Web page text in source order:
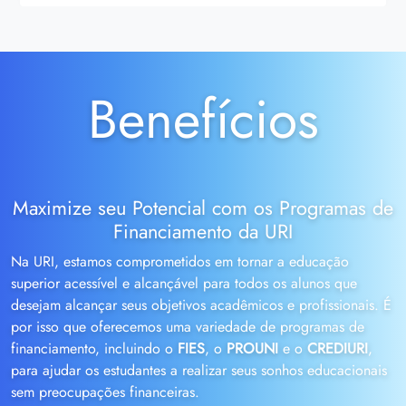
Benefícios
Maximize seu Potencial com os Programas de
Financiamento da URI
Na URI, estamos comprometidos em tornar a educação
superior acessível e alcançável para todos os alunos que
desejam alcançar seus objetivos acadêmicos e profissionais. É
por isso que oferecemos uma variedade de programas de
financiamento, incluindo o FIES, o PROUNI e o CREDIURI,
para ajudar os estudantes a realizar seus sonhos educacionais
sem preocupações financeiras.